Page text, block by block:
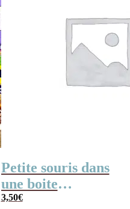
Petite souris dans
une boite
d’allumette de
3,50€